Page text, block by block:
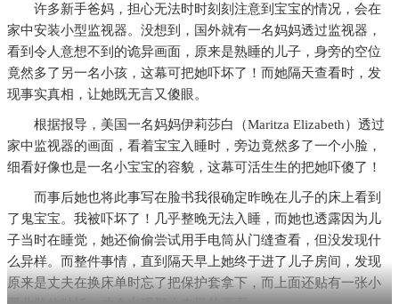
许多新手爸妈，担心无法时时刻刻注意到宝宝的情况，会在
家中安装小型监视器。没想到，国外就有一名妈妈透过监视器，
看到令人意想不到的诡异画面，原来是熟睡的儿子，身旁的空位
竟然多了另一名小孩，这幕可把她吓坏了！而她隔天查看时，发
现事实真相，让她既无言又傻眼。
根据报导，美国一名妈妈伊莉莎白（Maritza Elizabeth）透过
家中监视器的画面，看着宝宝入睡时，旁边竟然多了一个小脸，
细看好像也是一名小宝宝的容貌，这幕可活生生的把她吓傻了！
而事后她也将此事写在脸书我很确定昨晚在儿子的床上看到
了鬼宝宝。我被吓坏了！几乎整晚无法入睡，而她也透露因为儿
子当时在睡觉，她还偷偷尝试用手电筒从门缝查看，但没发现什
么异样。而整件事情，直到隔天早上她终于进了儿子房间，发现
原来是丈夫在换床单时忘了把保护套拿下，而上面还贴有一张小